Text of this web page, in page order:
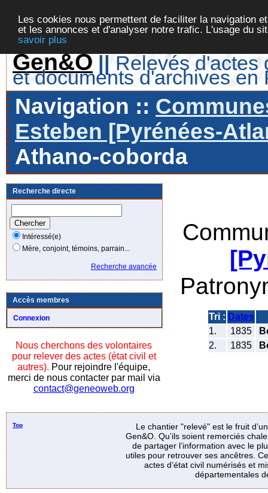
Les cookies nous permettent de faciliter la navigation
et les annonces et d'analyser notre trafic. L'usage du
savoir plus
Gen&O || Relevés d'actes
et documents d'archives en
Navigation ::
Esteben [Pyrénées-
Athano-coborda
Recherche directe
Intéressé(e)
Mère, conjoint, témoins, parrain...
Recherche avancée
Accès membres
Connexion
Nous cherchons des volontaires
pour relever des actes (état civil et
autres). Pour rejoindre l'équipe,
merci de nous contacter par mail via
contact@geneoweb.org
Tri : Dates
1.
1835
2.
1835
Top
Le chantier "relevé" est le fruit
Gen&O. Qu’ils soient remerciés
de partager l’information avec le
utiles pour retrouver ses ancêtres.
actes d’état civil numérisés et
départementales